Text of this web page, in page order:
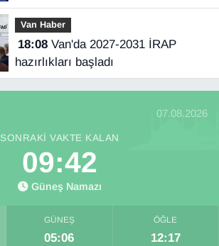
Van Haber
18:08Van'da 2027-2031 İRAP
hazırlıkları başladı
07.08.2026
SONRAKI VAKTE KALAN
09:42
Güneş Namazı
GÜNEŞ
05:06
ÖĞLE
12:17